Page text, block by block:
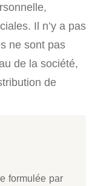
Il n’y a pas
ne sont pas
de la société,
de
formulée par